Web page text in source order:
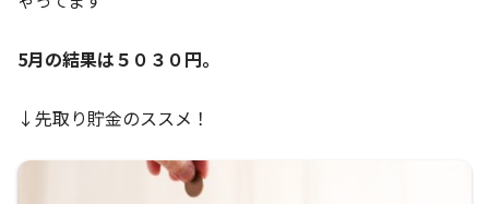
5月の結果は５０３０円。
↓先取り貯金のススメ！